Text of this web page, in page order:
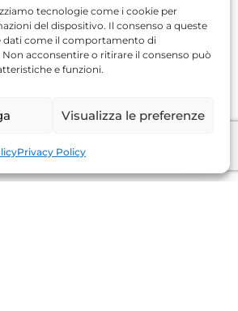
tecnologie come i cookie per
del dispositivo. Il consenso a queste
dati come il comportamento di
acconsentire o ritirare il consenso può
e funzioni.
Visualizza le preferenze
Privacy Policy